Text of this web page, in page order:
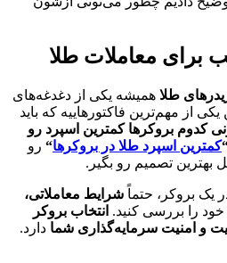
برای معاملات طلا
طلا همیشه یکی از دغدغه‌های
از مهم‌ترین فاکتورهاییه که باید
کدوم بروکرها کمترین اسپرد رو
کمترین اسپرد طلا در بروکرها“ رو
بهترین تصمیم رو بگیر.
یک بروکر، حتماً شرایط معاملاتی،
خود را بررسی کنید. انتخاب بروکر
و امنیت سرمایه‌گذاری شما دارد.